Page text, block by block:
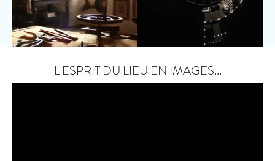
L'ESPRIT DU LIEU EN IMAGES...